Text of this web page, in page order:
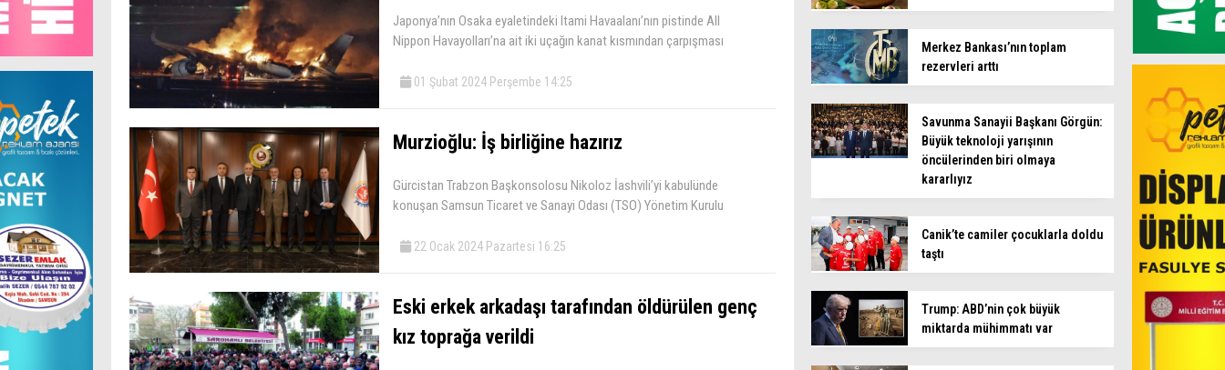
Japonya’nın Osaka eyaletindeki Itami Havaalanı’nın pistinde All
Nippon Havayolları’na ait iki uçağın kanat kısmından çarpışması
01 Şubat 2024 Perşembe 14:25
Murzioğlu: İş birliğine hazırız
Gürcistan Trabzon Başkonsolosu Nikoloz İashvili’yi kabulünde
konuşan Samsun Ticaret ve Sanayi Odası (TSO) Yönetim Kurulu
22 Ocak 2024 Pazartesi 16:25
Eski erkek arkadaşı tarafından öldürülen genç
kız toprağa verildi
Merkez Bankası’nın toplam
rezervleri arttı
Savunma Sanayii Başkanı Görgün:
Büyük teknoloji yarışının
öncülerinden biri olmaya
kararlıyız
Canik’te camiler çocuklarla doldu
taştı
Trump: ABD’nin çok büyük
miktarda mühimmatı var